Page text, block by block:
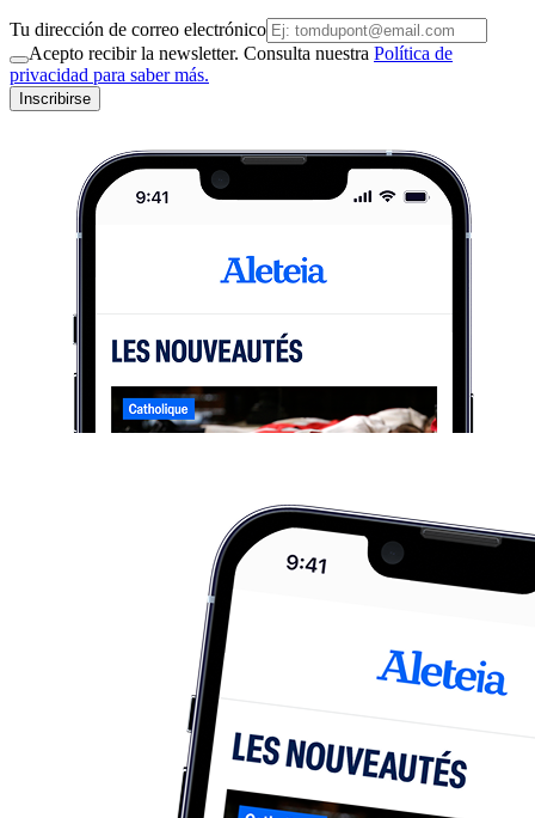
Tu dirección de correo electrónico
Acepto recibir la newsletter. Consulta nuestra Política de
privacidad para saber más.
Inscribirse